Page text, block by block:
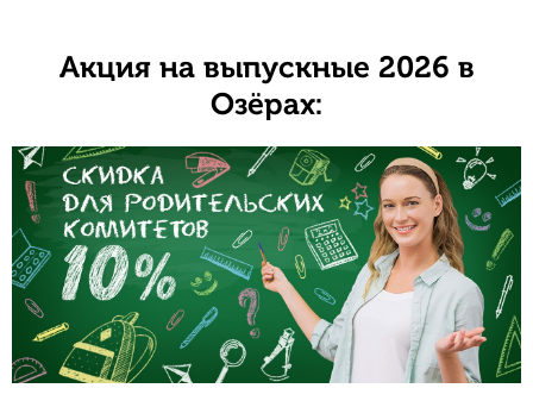
Акция на выпускные 2026 в
Озёрах: